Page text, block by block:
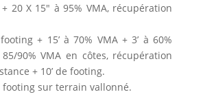
20 X 15″ à 95% VMA, récupération
+ 15’ à 70% VMA + 3’ à 60%
90% VMA en côtes, récupération
+ 10’ de footing.
footing sur terrain vallonné.